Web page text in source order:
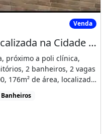
Localizada na CidadeVenda
Vende - Se Está Casa! Localizada na Cidade de Barbalha, Próximo a Pole Clínica
próximo a poli clínica,
2 banheiros, 2 vagas
176m² de área, localizado
Banheiros